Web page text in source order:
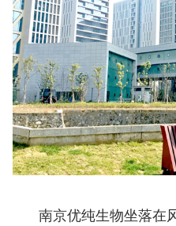
南京优纯生物坐落在